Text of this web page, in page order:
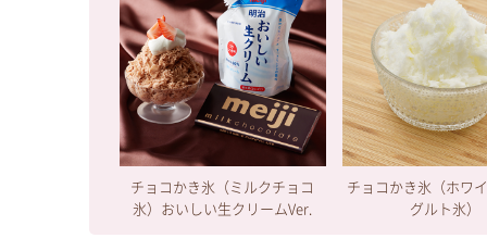
チョコかき氷（ミルクチョコ
氷）おいしい生クリームVer.
チョコかき氷（ホワ
グルト氷）